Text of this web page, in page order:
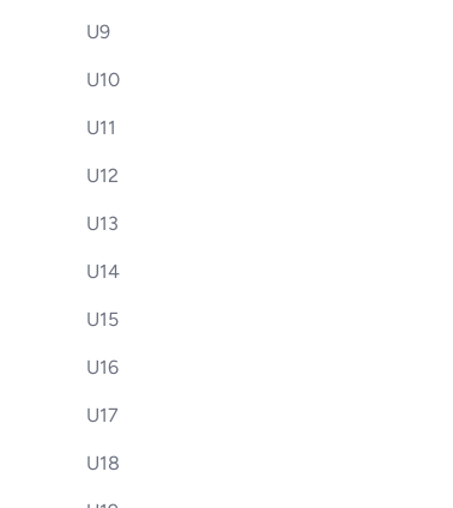
U9
U10
U11
U12
U13
U14
U15
U16
U17
U18